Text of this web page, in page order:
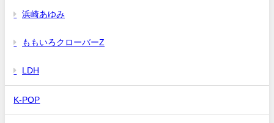
浜崎あゆみ
ももいろクローバーZ
LDH
K-POP